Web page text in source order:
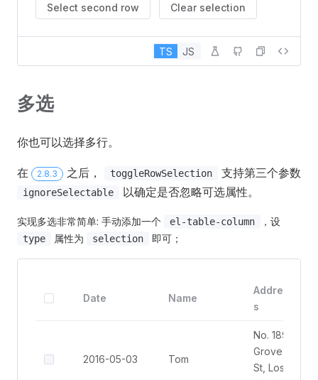
Select second row Clear selection
TS JS
多选
你也可以选择多行。
在 2.8.3 之后， toggleRowSelection 支持第三个参数
ignoreSelectable 以确定是否忽略可选属性。
实现多选非常简单: 手动添加一个 el-table-column ，设
type 属性为 selection 即可；
Date Name
Addres
s
2016-05-03 Tom
No. 189,
Grove
St, Los